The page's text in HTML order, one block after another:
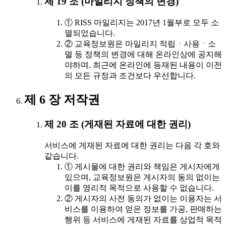
① RISS 마일리지는 2017년 1월부로 모두 소
멸되었습니다.
② 교육정보원은 마일리지 적립ㆍ사용ㆍ소
멸 등 정책의 변경에 대해 온라인상에 공지해
야하며, 최근에 온라인에 등재된 내용이 이전
의 모든 규정과 조건보다 우선합니다.
제 6 장 저작권
제 20 조 (게재된 자료에 대한 권리)
서비스에 게재된 자료에 대한 권리는 다음 각 호와
같습니다.
① 게시물에 대한 권리와 책임은 게시자에게
있으며, 교육정보원은 게시자의 동의 없이는
이를 영리적 목적으로 사용할 수 없습니다.
② 게시자의 사전 동의가 없이는 이용자는 서
비스를 이용하여 얻은 정보를 가공, 판매하는
행위 등 서비스에 게재된 자료를 상업적 목적